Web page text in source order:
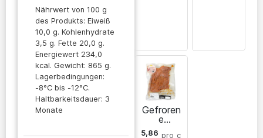
Nährwert von 100 g
des Produkts: Eiweiß
10,0 g. Kohlenhydrate
3,5 g. Fette 20,0 g.
Energiewert 234,0
kcal. Gewicht: 865 g.
Lagerbedingungen:
-8°C bis -12°C.
Haltbarkeitsdauer: 3
Monate
Gefroren
e
Truthahn
5,86 pro c